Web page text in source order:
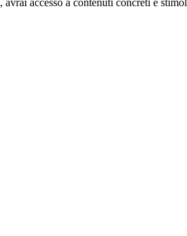
accesso a contenuti concreti e